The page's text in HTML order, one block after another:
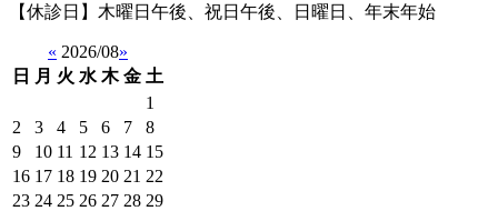
【休診日】木曜日午後、祝日午後、日曜日、年末年始
« 2026/08»
日
月 火 水 木 金 土
1
2
3 4 5 6 7
8
9
10 11 12 13 14 15
16 17 18 19 20 21 22
23 24 25 26 27 28 29